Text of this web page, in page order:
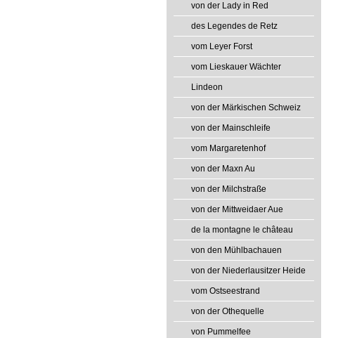
von der Lady in Red
des Legendes de Retz
vom Leyer Forst
vom Lieskauer Wächter
Lindeon
von der Märkischen Schweiz
von der Mainschleife
vom Margaretenhof
von der Maxn Au
von der Milchstraße
von der Mittweidaer Aue
de la montagne le château
von den Mühlbachauen
von der Niederlausitzer Heide
vom Ostseestrand
von der Othequelle
von Pummelfee